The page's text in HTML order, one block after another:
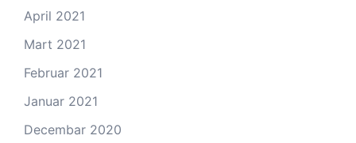
April 2021
Mart 2021
Februar 2021
Januar 2021
Decembar 2020